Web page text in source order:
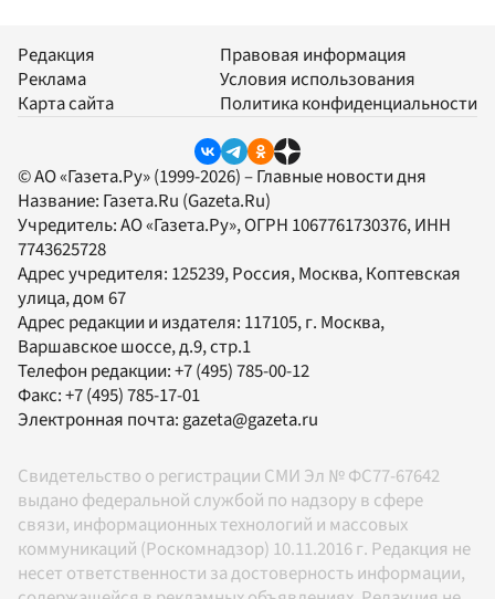
Редакция
Реклама
Карта сайта
Правовая информация
Условия использования
Политика конфиденциальности
© АО «Газета.Ру» (1999-2026) – Главные новости дня
Название: Газета.Ru (Gazeta.Ru)
Учредитель:АО «Газета.Ру», ОГРН 1067761730376, ИНН
7743625728
Адрес учредителя: 125239, Россия, Москва, Коптевская
улица, дом 67
Адрес редакции и издателя: 117105, г. Москва,
Варшавское шоссе, д.9, стр.1
Телефон редакции:+7 (495) 785-00-12
Факс:+7 (495) 785-17-01
Электронная почта: gazeta@gazeta.ru
Свидетельство о регистрации СМИ Эл № ФС77-67642
выдано федеральной службой по надзору в сфере
связи, информационных технологий и массовых
коммуникаций (Роскомнадзор) 10.11.2016 г. Редакция не
несет ответственности за достоверность информации,